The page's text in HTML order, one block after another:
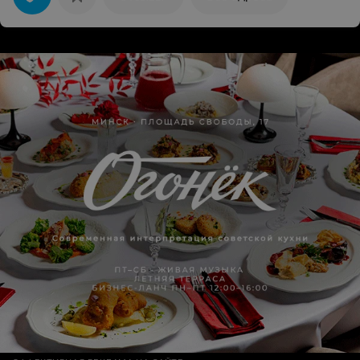
Сказали, ничего не надо бронировать, просто
приезжайте в пятницу, только позвоните перед тем,
как приедете. Итог - сегодня пятница, звоню, что еду.
"Благодарю", ребята, подвели!!! Это отвратительно!